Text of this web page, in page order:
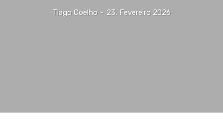
Tiago Coelho - 23, Fevereiro 2026